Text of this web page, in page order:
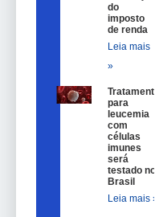
do
imposto
de renda
Leia mais
»
Tratamento
para
leucemia
com
células
imunes
será
testado no
Brasil
Leia mais »